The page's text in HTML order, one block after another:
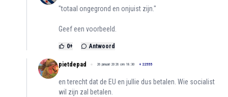
"totaal ongegrond en onjuist zijn."
Geef een voorbeeld.
0+ Antwoord
pietdepad 26 januari 2026 om 18:30 + 22555
en terecht dat de EU en jullie dus betalen. Wie socialist
wil zijn zal betalen.